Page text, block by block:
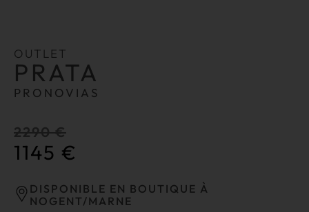
OUTLET
PRATA
PRONOVIAS
2290€
1145 €
DISPONIBLE EN BOUTIQUE À
NOGENT/MARNE